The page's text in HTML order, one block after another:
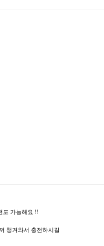
도 가능해요 !!
챙겨와서 충전하시길